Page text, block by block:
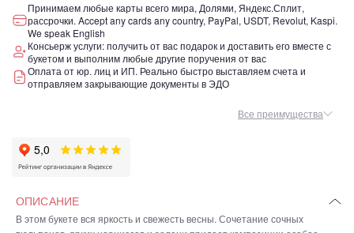
Принимаем любые карты всего мира, Долями, Яндекс.Сплит,
рассрочки. Accept any cards any country, PayPal, USDT, Revolut, Kaspi.
We speak English
Консьерж услуги: получить от вас подарок и доставить его вместе с
букетом и выполним любые другие поручения от вас
Оплата от юр. лиц и ИП. Реально быстро выставляем счета и
отправляем закрывающие документы в ЭДО
Все преимущества
ОПИСАНИЕ
В этом букете вся яркость и свежесть весны. Сочетание сочных